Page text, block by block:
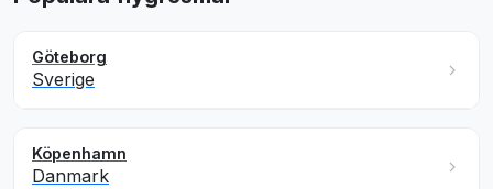
Göteborg
Sverige
Köpenhamn
Danmark